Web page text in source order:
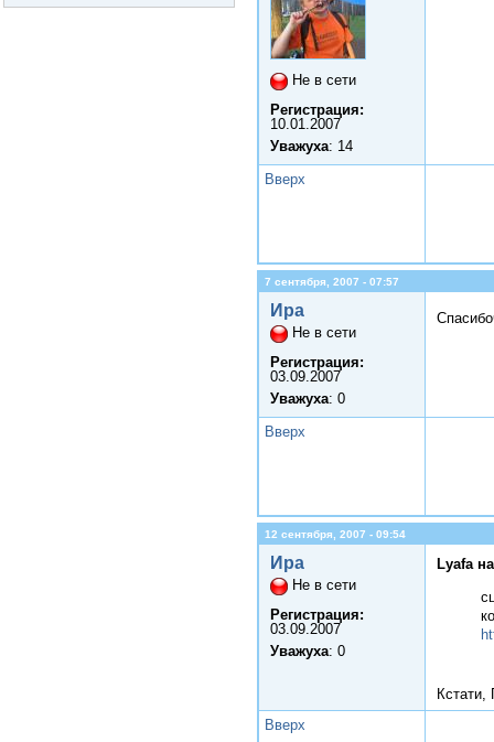
Не в сети
Регистрация:
10.01.2007
Уважуха: 14
Вверх
7 сентября, 2007 - 07:57
Ира
Не в сети
Регистрация:
03.09.2007
Уважуха: 0
Вверх
12 сентября, 2007 - 09:54
Ира
Не в сети
Регистрация:
03.09.2007
Уважуха: 0
Lyafa
Вверх